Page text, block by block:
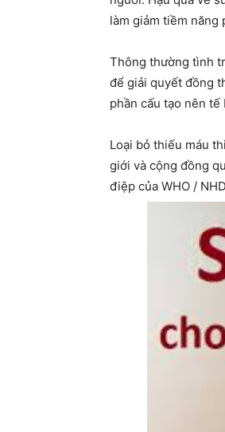
làm giảm tiềm năng
Thông thường tình
để giải quyết đồng
phần cấu tạo nên tế
Loại bỏ thiếu máu
giới và cộng đồng
điệp của WHO /